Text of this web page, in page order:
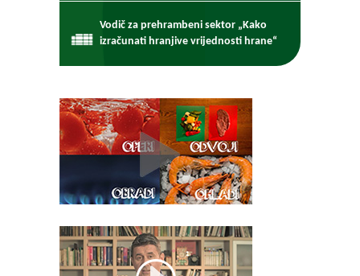
Vodič za prehrambeni sektor „Kako
izračunati hranjive vrijednosti hrane“